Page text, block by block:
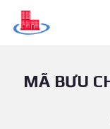
MÃ BƯU